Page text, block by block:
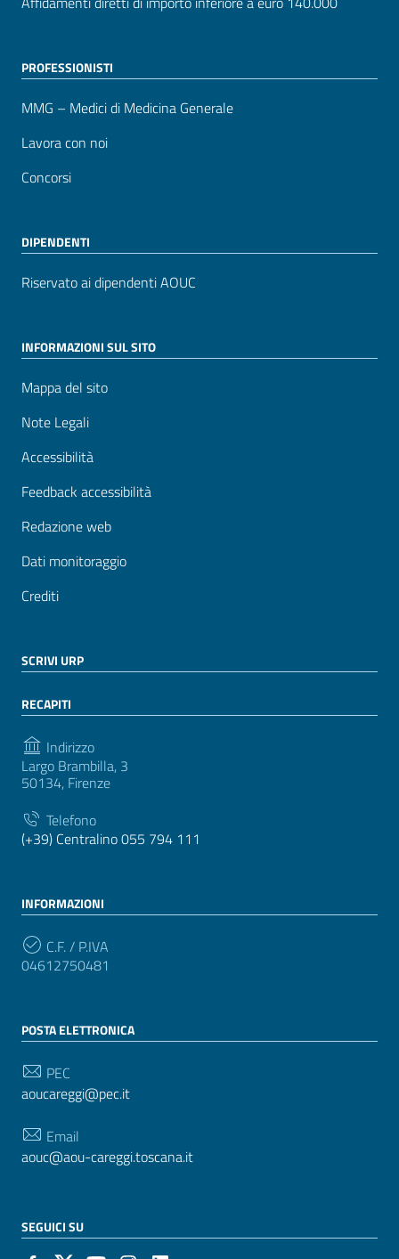
PROFESSIONISTI
MMG – Medici di Medicina Generale
Lavora con noi
Concorsi
DIPENDENTI
Riservato ai dipendenti AOUC
INFORMAZIONI SUL SITO
Mappa del sito
Note Legali
Accessibilità
Feedback accessibilità
Redazione web
Dati monitoraggio
Crediti
SCRIVI URP
RECAPITI
Indirizzo
Largo Brambilla, 3
50134, Firenze
Telefono
(+39) Centralino 055 794 111
INFORMAZIONI
C.F. / P.IVA
04612750481
POSTA ELETTRONICA
PEC
aoucareggi@pec.it
Email
aouc@aou-careggi.toscana.it
SEGUICI SU